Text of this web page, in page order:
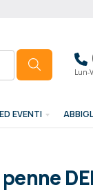
Lun-
EVENTI